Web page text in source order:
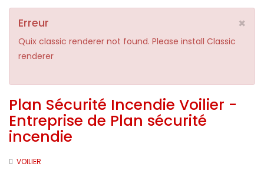
×
Erreur
Quix classic renderer not found. Please install Classic
renderer
Plan Sécurité Incendie Voilier -
Entreprise de Plan sécurité
incendie
VOILIER